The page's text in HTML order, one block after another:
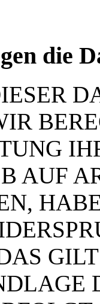
die
AUF